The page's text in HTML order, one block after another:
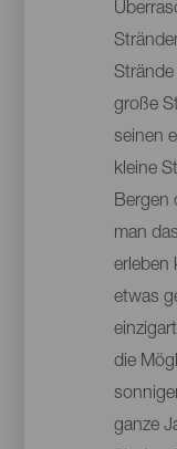
große
seinen
kleine
Bergen
man
erleben
etwas
die
ganze